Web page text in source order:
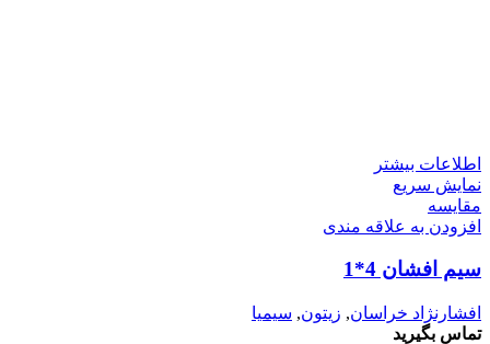
اطلاعات بیشتر
نمایش سریع
مقايسه
افزودن به علاقه مندی
سیم افشان 4*1
افشارنژاد خراسان, زیتون, سیمیا
تماس بگیرید